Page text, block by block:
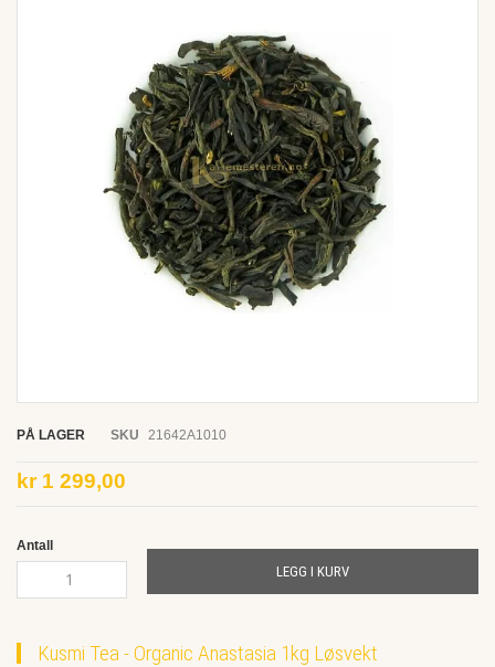
to
beginning
of
gallery
PÅ LAGER SKU 21642A1010
kr 1 299,00
Antall
LEGG I KURV
Kusmi Tea - Organic Anastasia 1kg Løsvekt